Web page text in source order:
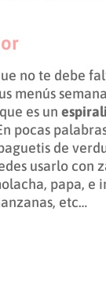
no te debe
menús
es un
pocas
de
usarlo con
papa, e
etc…